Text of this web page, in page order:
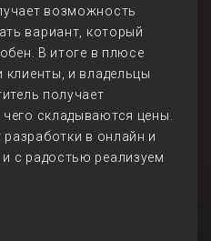
возможность
вариант, который
В итоге в плюсе
и владельцы
получает
складываются цены.
в онлайн и
с радостью реализуем